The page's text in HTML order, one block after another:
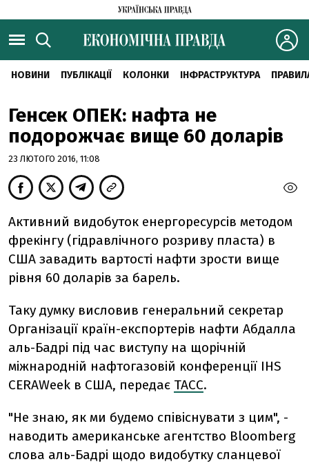
НОВИНИ ПУБЛІКАЦІЇ КОЛОНКИ ІНФРАСТРУКТУРА
Генсек ОПЕК: нафта не
подорожчає вище 60 доларів
23 ЛЮТОГО 2016, 11:08
Активний видобуток енергоресурсів методом
фрекінгу (гідравлічного розриву пласта) в
США завадить вартості нафти зрости вище
рівня 60 доларів за барель.
Таку думку висловив генеральний секретар
Організації країн-експортерів нафти Абдалла
аль-Бадрі під час виступу на щорічній
міжнародній нафтогазовій конференції IHS
CERAWeek в США, передає ТАСС.
"Не знаю, як ми будемо співіснувати з цим", -
наводить американське агентство Bloomberg
слова аль-Бадрі щодо видобутку сланцевої